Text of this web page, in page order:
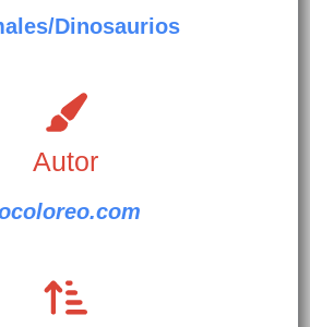
Dinosaurios
Autor